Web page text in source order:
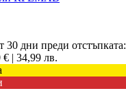
30 дни преди отстъпката:
€ | 34,99 лв.